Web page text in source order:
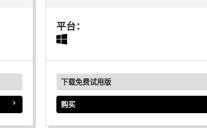
平台：
下载免费试用版
购买